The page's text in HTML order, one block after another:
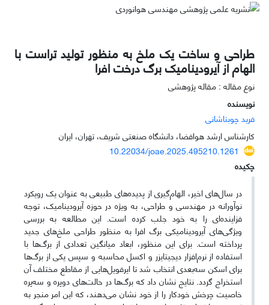
طراحی و ساخت یک ملخ به منظور تولید تراست با
الهام از آیرودینامیک برگ درخت افرا
نوع مقاله : مقاله پژوهشی
نویسنده
فرید چوبتاشانی
کارشناس ارشد هوافضا، دانشگاه صنعتی شریف، تهران، ایران
10.22034/joae.2025.495210.1261
چکیده
در سال‌های اخیر، الهام‌گیری از پدیده‌های طبیعی به عنوان یک رویکرد
نوآورانه در مهندسی و طراحی، به ویژه در حوزه آیرودینامیک، توجه
فزاینده‌ای را به خود جلب کرده است. این مطالعه به بررسی
ویژگی‌های آیرودینامیکی برگ افرا به منظور طراحی ملخ‌های جدید
پرداخته است. برای این منظور، ابعاد میانگین تعدادی از برگ‌ها با
استفاده از نرم‌افزار دیجیتایزر و اکسل محاسبه و سپس یکی از برگ‌ها
برای اسکن سه‌بعدی انتخاب شد تا ایرفویل‌هایی از مقاطع مختلف آن
استخراج گردد. نتایج نشان داد که برگ‌ها در حالت‌های دوپره و سه‌پره
خاصیت چرخش خودکار را از خود نشان می‌دهند، که این امر منجر به